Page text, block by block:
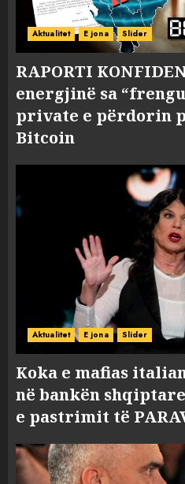
Aktualitet E jona Slider
RAPORTI
energjinë sa
private e përdorin
Bitcoin
Aktualitet E jona Slider
Koka e mafias
në bankën
e pastrimit të